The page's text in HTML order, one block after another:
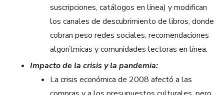
suscripciones, catálogos en línea) y modifican
los canales de descubrimiento de libros, donde
cobran peso redes sociales, recomendaciones
algorítmicas y comunidades lectoras en línea.
Impacto de la crisis y la pandemia:
La crisis económica de 2008 afectó a las